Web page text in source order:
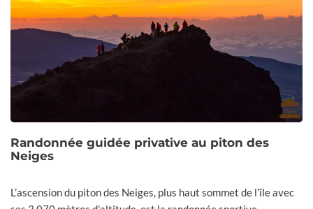
Randonnée guidée privative au piton des
Neiges
L’ascension du piton des Neiges, plus haut sommet de l’île avec